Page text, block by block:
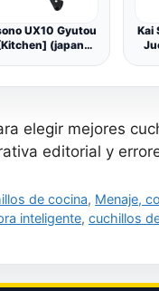
UX10 Gyutou
(japan
Kai
elegir mejores
editorial y
de cocina, Menaje,
inteligente,cuchillos